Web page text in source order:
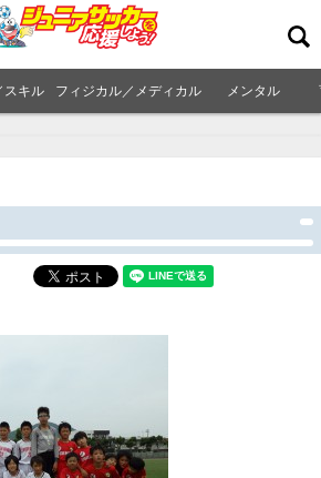
スキル フィジカル／メディカル メンタル